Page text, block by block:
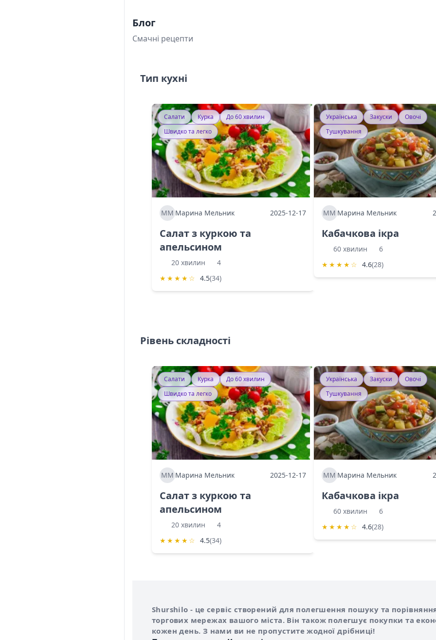
Блог
Смачні рецепти
Тип кухні
Салати Курка
До 60 хвилин
Швидко та легко
ММ Марина Мельник 2025-12-17
Салат з куркою та
апельсином
20 хвилин
4
★ ★ ★ ★ ☆ 4.5(34)
Українська Закуски
Овочі
Тушкування
ММ Марина Мельник
Кабачкова ікра
60 хвилин
6
★ ★ ★ ★ ☆ 4.6(28)
Рівень складності
Салати Курка
До 60 хвилин
Швидко та легко
ММ Марина Мельник 2025-12-17
Салат з куркою та
апельсином
20 хвилин
4
★ ★ ★ ★ ☆ 4.5(34)
Українська Закуски
Овочі
Тушкування
ММ Марина Мельник
Кабачкова ікра
60 хвилин
6
★ ★ ★ ★ ☆ 4.6(28)
Про сервіс Shurshilo
Shurshilo - це сервіс створений для полегшення пошуку та
торгових мережах вашого міста. Він також полегшує покупки та
кожен день. З нами ви не пропустите жодної дрібниці!